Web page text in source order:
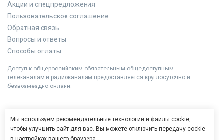
Акции и спецпредложения
Пользовательское соглашение
Обратная связь
Вопросы и ответы
Способы оплаты
Доступ к общероссийским обязательным общедоступным
телеканалам и радиоканалам предоставляется круглосуточно и
безвозмездно онлайн.
Мы используем рекомендательные технологии и файлы cookie,
чтобы улучшить сайт для вас. Вы можете отключить передачу cookie
в настройках вашего браузера